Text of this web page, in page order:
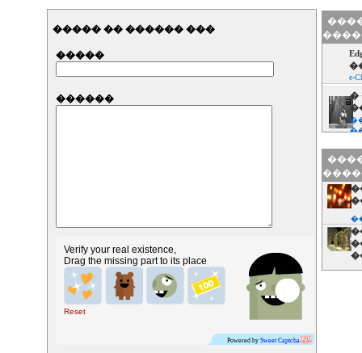
����� �� ������ ���
�����
������
Powered bySweet Captcha
Verify your real existence,
Drag the missing part to its place
Reset
e-
�